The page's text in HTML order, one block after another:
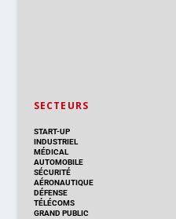
SECTEURS
START-UP
INDUSTRIEL
MÉDICAL
AUTOMOBILE
SÉCURITÉ
AÉRONAUTIQUE
DÉFENSE
TÉLÉCOMS
GRAND PUBLIC